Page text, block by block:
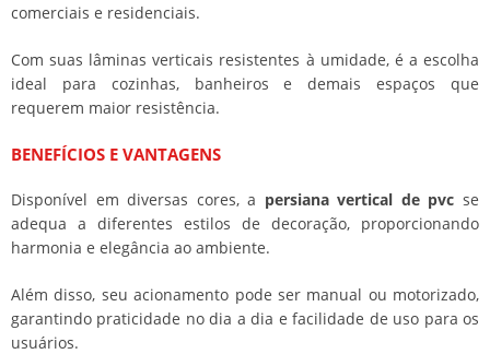
comerciais e residenciais.
Com suas lâminas verticais resistentes à umidade, é a escolha
ideal para cozinhas, banheiros e demais espaços que
requerem maior resistência.
BENEFÍCIOS E VANTAGENS
Disponível em diversas cores, a persiana vertical de pvc se
adequa a diferentes estilos de decoração, proporcionando
harmonia e elegância ao ambiente.
Além disso, seu acionamento pode ser manual ou motorizado,
garantindo praticidade no dia a dia e facilidade de uso para os
usuários.